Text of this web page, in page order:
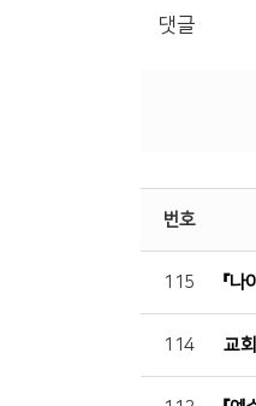
댓글
번호
115 『
114 교